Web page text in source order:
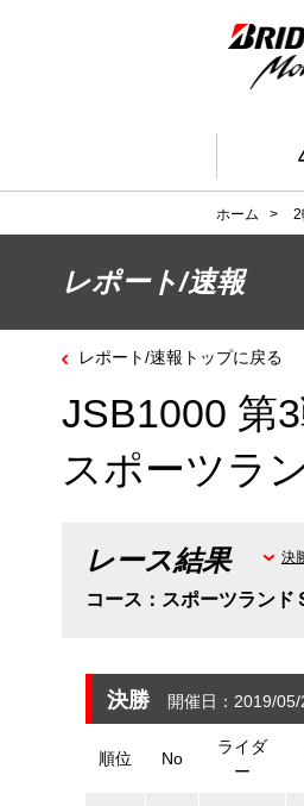
ホーム > 2
レポート/速報
レポート/速報トップに戻る
JSB1000 第
スポーツラ
レース結果
コース：スポーツランド
決
決勝 開催日：2019/05/
順位 No
ライダ
ー